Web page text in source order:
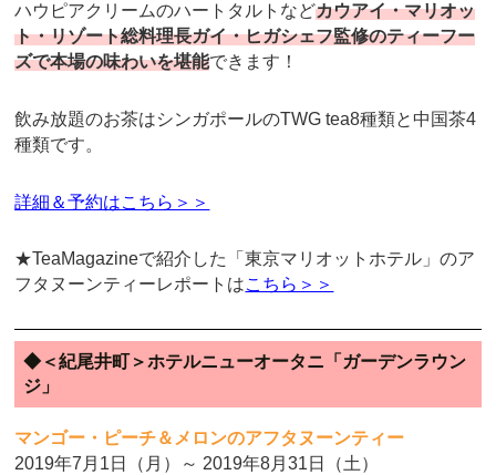
ハウピアクリームのハートタルトなどカウアイ・マリオッ
ト・リゾート総料理長ガイ・ヒガシェフ監修のティーフー
ズで本場の味わいを堪能できます！
飲み放題のお茶はシンガポールのTWG tea8種類と中国茶4
種類です。
詳細＆予約はこちら＞＞
★TeaMagazineで紹介した「東京マリオットホテル」のア
フタヌーンティーレポートはこちら＞＞
◆＜紀尾井町＞ホテルニューオータニ「ガーデンラウン
ジ」
マンゴー・ピーチ＆メロンのアフタヌーンティー
2019年7月1日（月）～ 2019年8月31日（土）